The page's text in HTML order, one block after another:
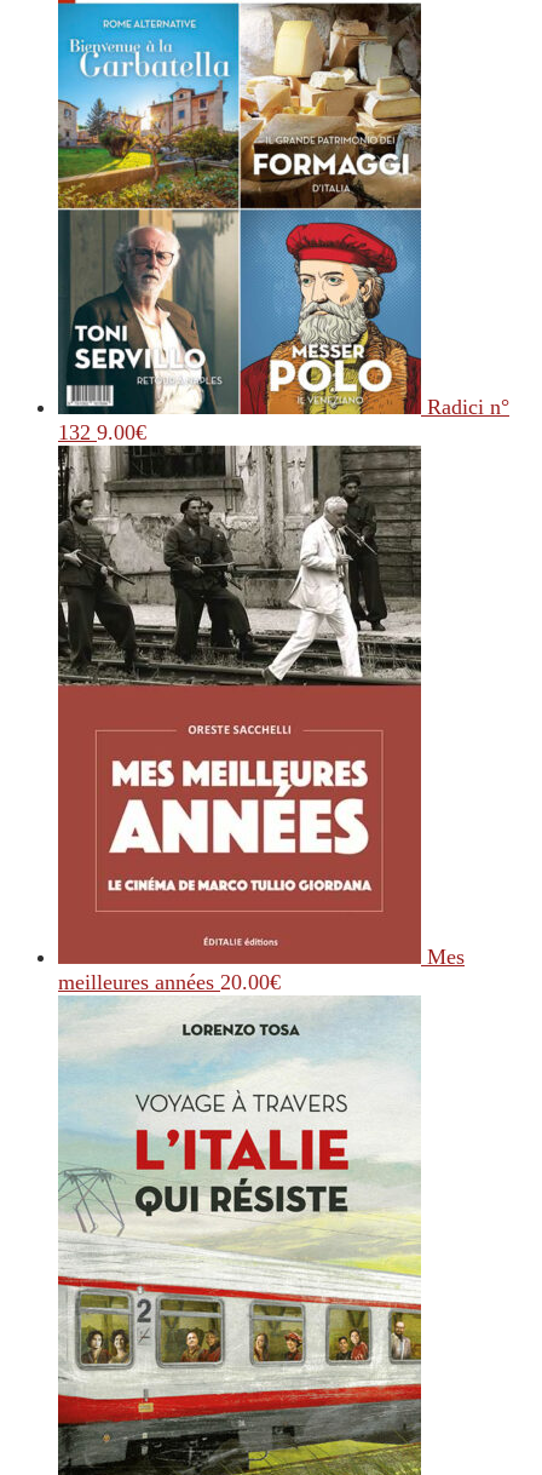
Radici n°
132 9.00€
Mes
meilleures années 20.00€